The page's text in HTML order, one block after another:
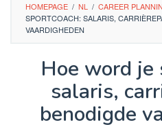
HOMEPAGE / NL / CAREER
SPORTCOACH: SALARIS,
VAARDIGHEDEN
Hoe word je
salaris,
benodigde